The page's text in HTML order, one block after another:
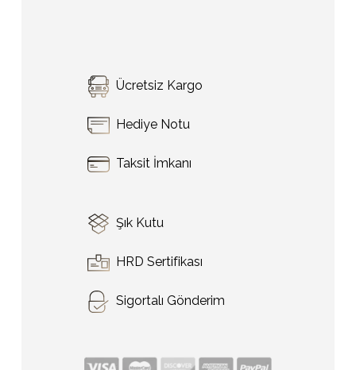
Sepetinizde ürün bulunmuyor.
Go To Shop
Ücretsiz Kargo
Hediye Notu
Taksit İmkanı
Şık Kutu
HRD Sertifikası
Sigortalı Gönderim